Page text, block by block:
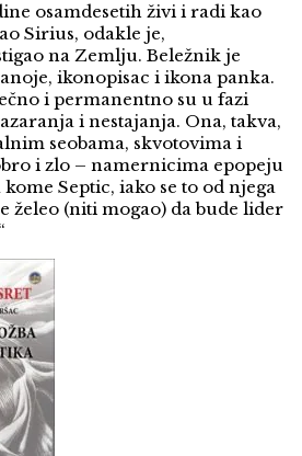
osamdesetih živi i radi kao
Sirius, odakle je,
na Zemlju. Beležnik je
ikonopisac i ikona panka.
i permanentno su u fazi
i nestajanja. Ona, takva,
seobama, skvotovima i
i zlo – namernicima epopeju
Septic, iako se to od njega
želeo (niti mogao) da bude lider